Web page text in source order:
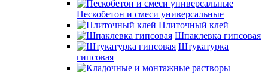
Пескобетон и смеси универсальные
Плиточный клей
Шпаклевка гипсовая
Штукатурка
гипсовая